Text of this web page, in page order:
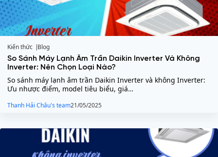
Kiến thức
Blog
So Sánh Máy Lạnh Âm Trần Daikin Inverter Và Không
Inverter: Nên Chọn Loại Nào?
So sánh máy lạnh âm trần Daikin Inverter và không Inverter:
Ưu nhược điểm, model tiêu biểu, giá…
Thanh Hải Châu's team21/05/2025